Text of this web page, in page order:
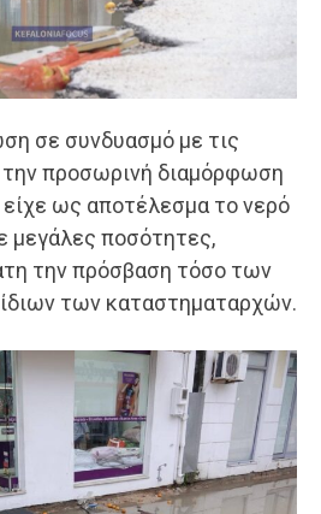
σε συνδυασμό με τις
την προσωρινή διαμόρφωση
ως αποτέλεσμα το νερό
μεγάλες ποσότητες,
την πρόσβαση τόσο των
των καταστηματαρχών.